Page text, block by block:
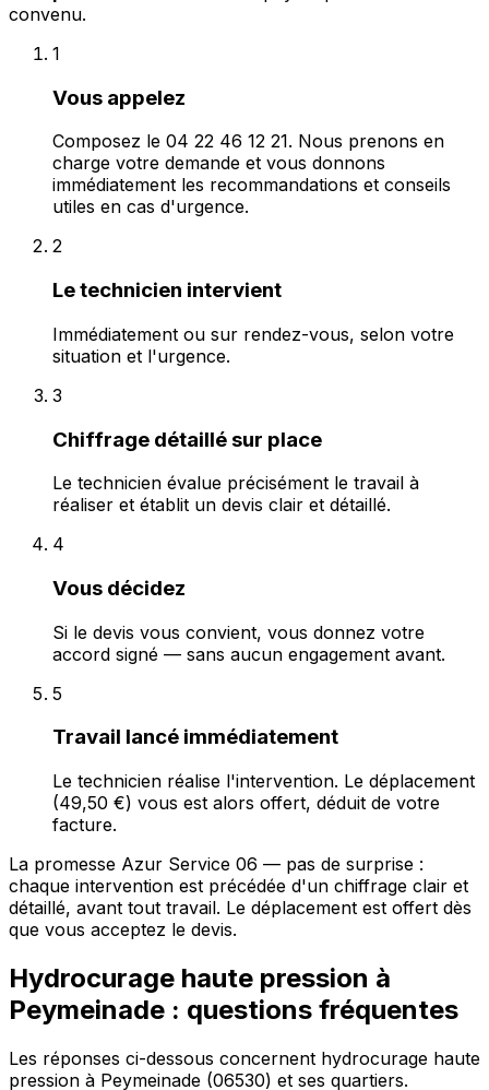
convenu.
1
Vous appelez
Composez le 04 22 46 12 21. Nous prenons en
charge votre demande et vous donnons
immédiatement les recommandations et conseils
utiles en cas d'urgence.
2
Le technicien intervient
Immédiatement ou sur rendez-vous, selon votre
situation et l'urgence.
3
Chiffrage détaillé sur place
Le technicien évalue précisément le travail à
réaliser et établit un devis clair et détaillé.
4
Vous décidez
Si le devis vous convient, vous donnez votre
accord signé — sans aucun engagement avant.
5
Travail lancé immédiatement
Le technicien réalise l'intervention. Le déplacement
(49,50 €) vous est alors offert, déduit de votre
facture.
La promesse Azur Service 06 — pas de surprise :
chaque intervention est précédée d'un chiffrage clair et
détaillé, avant tout travail. Le déplacement est offert dès
que vous acceptez le devis.
Hydrocurage haute pression à
Peymeinade : questions fréquentes
Les réponses ci-dessous concernent hydrocurage haute
pression à Peymeinade (06530) et ses quartiers.